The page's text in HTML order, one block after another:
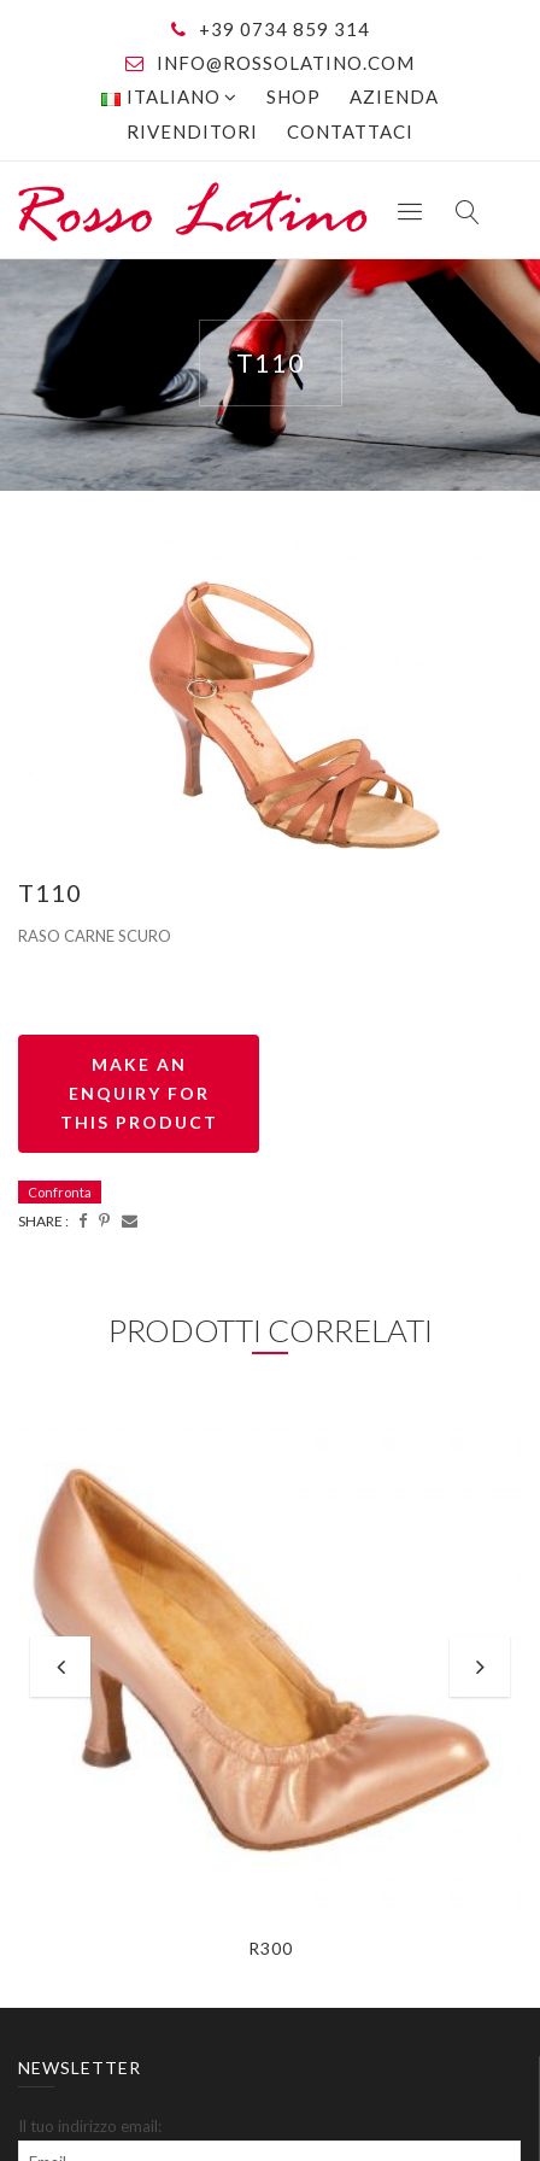
+39 0734 859 314
INFO@ROSSOLATINO.COM
ITALIANO
SHOP
AZIENDA
RIVENDITORI
CONTATTACI
T110
T110
RASO CARNE SCURO
Confronta
SHARE :
PRODOTTI CORRELATI
R300
NEWSLETTER
Il tuo indirizzo email: